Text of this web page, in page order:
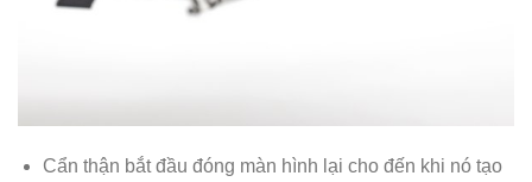
Cẩn thận bắt đầu đóng màn hình lại cho đến khi nó tạo